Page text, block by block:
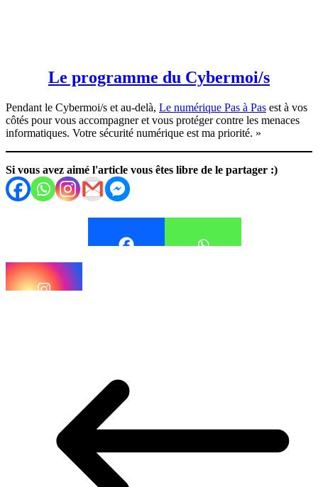
Le programme du Cybermoi/s
Pendant le Cybermoi/s et au-delà, Le numérique Pas à Pas est à vos
côtés pour vous accompagner et vous protéger contre les menaces
informatiques. Votre sécurité numérique est ma priorité. »
Si vous avez aimé l'article vous êtes libre de le partager :)